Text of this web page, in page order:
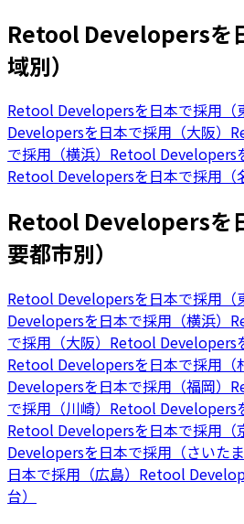
Retool Developersを
域別）
Retool Developersを日本で採用（
Developersを日本で採用（大阪）
で採用（横浜） Retool Developers
Retool Developersを日本で採用（
Retool Developersを
要都市別）
Retool Developersを日本で採用（
Developersを日本で採用（横浜）
で採用（大阪） Retool Developers
Retool Developersを日本で採用（
Developersを日本で採用（福岡）
で採用（川崎） Retool Developers
Retool Developersを日本で採用（
Developersを日本で採用（さいたま
日本で採用（広島） Retool
台）